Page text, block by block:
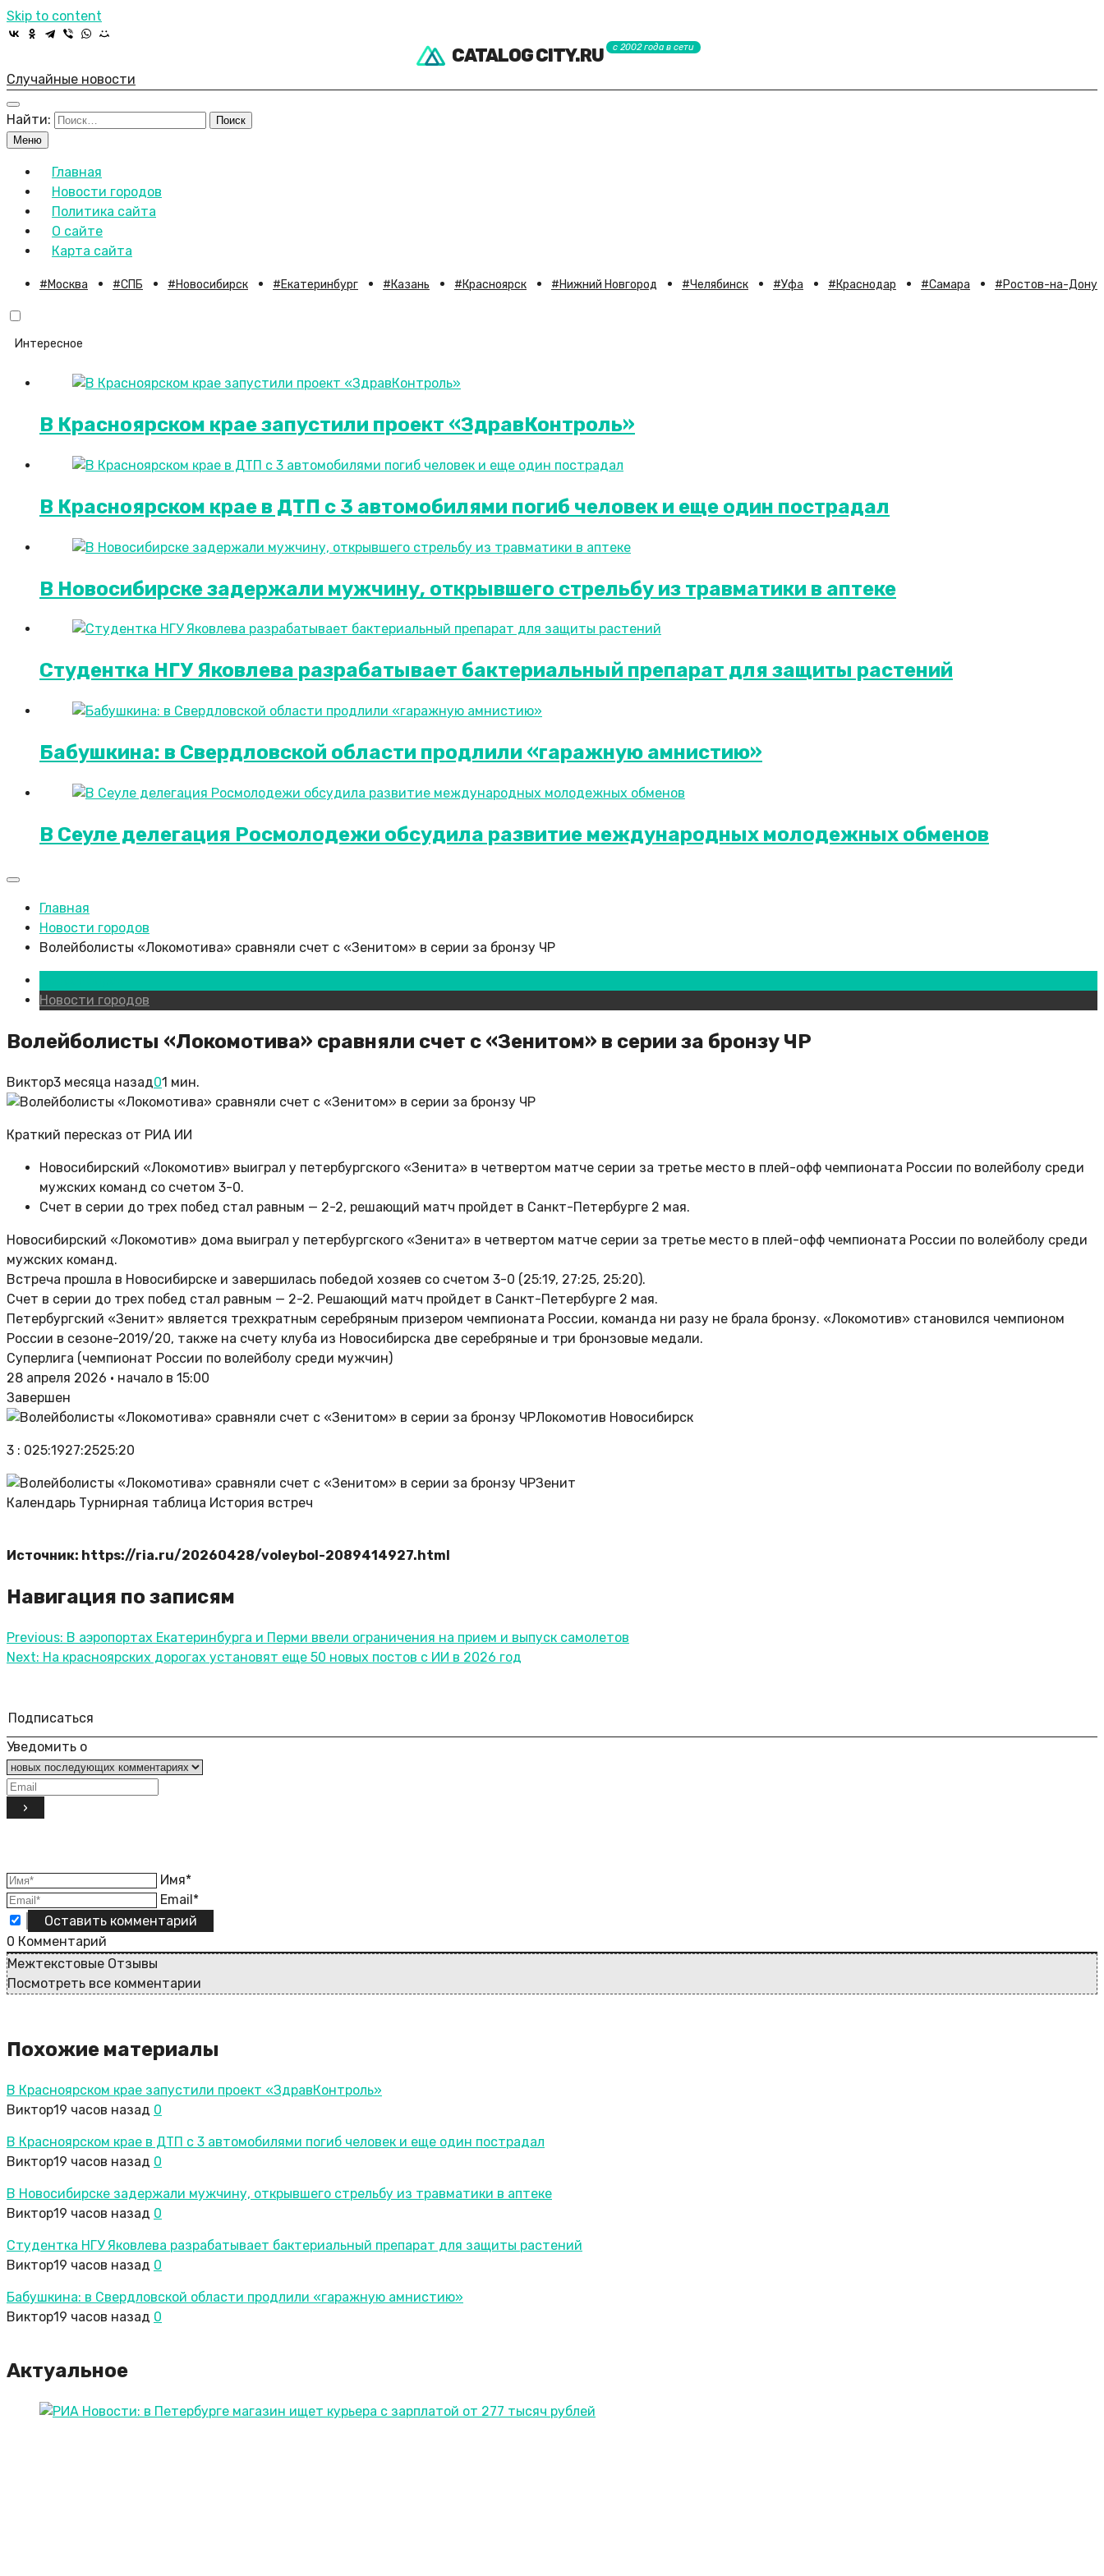
Skip to content
CATALOG CITY.RU с 2002 года в сети
Случайные новости
Найти:
Меню
Главная
Новости городов
Политика сайта
О сайте
Карта сайта
Москва СПБ Новосибирск Екатеринбург Казань Красноярск Нижний Новгород Челябинск Уфа Краснодар Самара Ростов-на-Дону
Интересное
В Красноярском крае запустили проект «ЗдравКонтроль»
В Красноярском крае в ДТП с 3 автомобилями погиб человек и еще один пострадал
В Новосибирске задержали мужчину, открывшего стрельбу из травматики в аптеке
Студентка НГУ Яковлева разрабатывает бактериальный препарат для защиты растений
Бабушкина: в Свердловской области продлили «гаражную амнистию»
В Сеуле делегация Росмолодежи обсудила развитие международных молодежных обменов
Главная
Новости городов
Волейболисты «Локомотива» сравняли счет с «Зенитом» в серии за бронзу ЧР
Новости городов
Волейболисты «Локомотива» сравняли счет с «Зенитом» в серии за бронзу ЧР
Виктор3 месяца назад01 мин.
Краткий пересказ от РИА ИИ
Новосибирский «Локомотив» выиграл у петербургского «Зенита» в четвертом матче серии за третье место в плей-офф чемпионата России по волейболу среди
мужских команд со счетом 3-0.
Счет в серии до трех побед стал равным — 2-2, решающий матч пройдет в Санкт-Петербурге 2 мая.
Новосибирский «Локомотив» дома выиграл у петербургского «Зенита» в четвертом матче серии за третье место в плей-офф чемпионата России по волейболу среди
мужских команд.
Встреча прошла в Новосибирске и завершилась победой хозяев со счетом 3-0 (25:19, 27:25, 25:20).
Счет в серии до трех побед стал равным — 2-2. Решающий матч пройдет в Санкт-Петербурге 2 мая.
Петербургский «Зенит» является трехкратным серебряным призером чемпионата России, команда ни разу не брала бронзу. «Локомотив» становился чемпионом
России в сезоне-2019/20, также на счету клуба из Новосибирска две серебряные и три бронзовые медали.
Суперлига (чемпионат России по волейболу среди мужчин)
28 апреля 2026 • начало в 15:00
Завершен
Локомотив Новосибирск
3 : 025:1927:2525:20
Зенит
Календарь Турнирная таблица История встреч
Источник: https://ria.ru/20260428/voleybol-2089414927.html
Навигация по записям
Previous: В аэропортах Екатеринбурга и Перми ввели ограничения на прием и выпуск самолетов
Next: На красноярских дорогах установят еще 50 новых постов с ИИ в 2026 год
Подписаться
Уведомить о
Имя*
Email*
0 Комментарий
Межтекстовые Отзывы
Посмотреть все комментарии
Похожие материалы
В Красноярском крае запустили проект «ЗдравКонтроль»
Виктор19 часов назад 0
В Красноярском крае в ДТП с 3 автомобилями погиб человек и еще один пострадал
Виктор19 часов назад 0
В Новосибирске задержали мужчину, открывшего стрельбу из травматики в аптеке
Виктор19 часов назад 0
Студентка НГУ Яковлева разрабатывает бактериальный препарат для защиты растений
Виктор19 часов назад 0
Бабушкина: в Свердловской области продлили «гаражную амнистию»
Виктор19 часов назад 0
Актуальное